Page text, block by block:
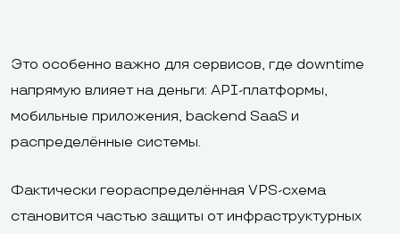
Это особенно важно для сервисов, где downtime
напрямую влияет на деньги: API-платформы,
мобильные приложения, backend SaaS и
распределённые системы.
Фактически геораспределённая VPS-схема
становится частью защиты от инфраструктурных